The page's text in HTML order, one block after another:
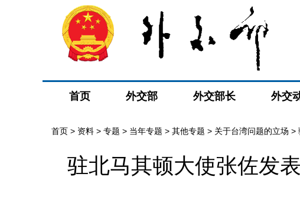
首页 外交部 外交部长 外交
首页 > 资料 > 专题 > 当年专题 > 其他专题 > 关于台湾问题的立场 >
驻北马其顿大使张佐发